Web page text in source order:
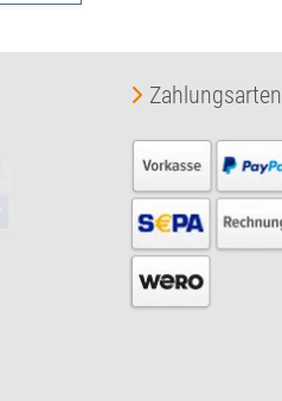
Zahlungsarten